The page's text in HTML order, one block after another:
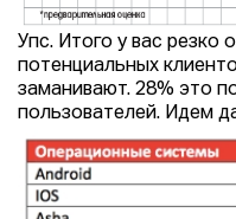
Упс. Итого у вас резко
потенциальных
заманивают. 28% это
пользователей. Идем